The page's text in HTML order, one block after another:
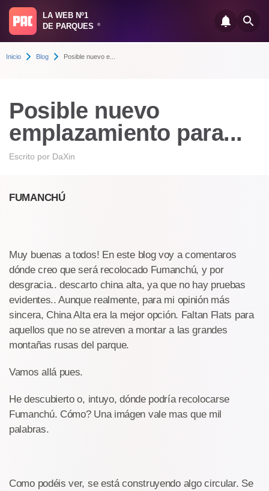
LA WEB Nº1
DE PARQUES
®
Inicio Blog Posible nuevo e...
Posible nuevo
emplazamiento para...
Escrito por DaXin
FUMANCHÚ
Muy buenas a todos! En este blog voy a comentaros
dónde creo que será recolocado Fumanchú, y por
desgracia.. descarto china alta, ya que no hay pruebas
evidentes.. Aunque realmente, para mi opinión más
sincera, China Alta era la mejor opción. Faltan Flats para
aquellos que no se atreven a montar a las grandes
montañas rusas del parque.
Vamos allá pues.
He descubierto o, intuyo, dónde podría recolocarse
Fumanchú. Cómo? Una imágen vale mas que mil
palabras.
Como podéis ver, se está construyendo algo circular. Se